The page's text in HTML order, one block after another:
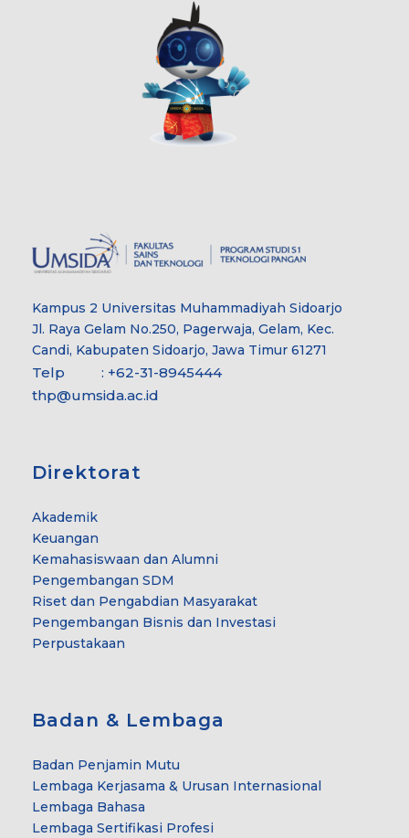
Kampus 2 Universitas Muhammadiyah Sidoarjo
Jl. Raya Gelam No.250, Pagerwaja, Gelam, Kec.
Candi, Kabupaten Sidoarjo, Jawa Timur 61271
Telp : +62-31-8945444
thp@umsida.ac.id
Direktorat
Akademik
Keuangan
Kemahasiswaan dan Alumni
Pengembangan SDM
Riset dan Pengabdian Masyarakat
Pengembangan Bisnis dan Investasi
Perpustakaan
Badan & Lembaga
Badan Penjamin Mutu
Lembaga Kerjasama & Urusan Internasional
Lembaga Bahasa
Lembaga Sertifikasi Profesi